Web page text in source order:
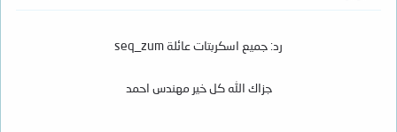
رد: جميع اسكربتات عائلة seq_zum
جزاك الله كل خير مهندس احمد